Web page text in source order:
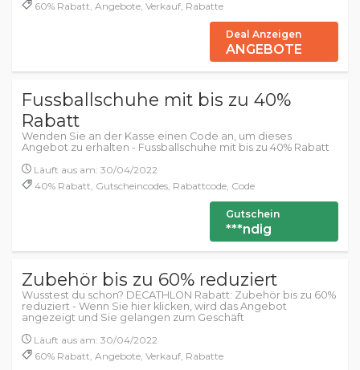
60% Rabatt, Angebote, Verkauf, Rabatte
Deal Anzeigen
ANGEBOTE
Fussballschuhe mit bis zu 40%
Rabatt
Wenden Sie an der Kasse einen Code an, um dieses
Angebot zu erhalten - Fussballschuhe mit bis zu 40% Rabatt
Läuft aus am: 30/04/2022
40% Rabatt, Gutscheincodes, Rabattcode, Code
Gutschein
***ndig
Zubehör bis zu 60% reduziert
Wusstest du schon? DECATHLON Rabatt: Zubehör bis zu 60%
reduziert - Wenn Sie hier klicken, wird das Angebot
angezeigt und Sie gelangen zum Geschäft
Läuft aus am: 30/04/2022
60% Rabatt, Angebote, Verkauf, Rabatte